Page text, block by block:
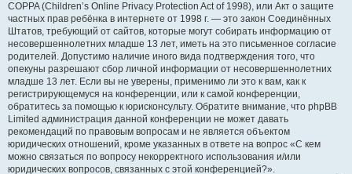
COPPA (Children’s Online Privacy Protection Act of 1998), или Акт о защите
частных прав ребёнка в интернете от 1998 г. — это закон Соединённых
Штатов, требующий от сайтов, которые могут собирать информацию от
несовершеннолетних младше 13 лет, иметь на это письменное согласие
родителей. Допустимо наличие иного вида подтверждения того, что
опекуны разрешают сбор личной информации от несовершеннолетних
младше 13 лет. Если вы не уверены, применимо ли это к вам, как к
регистрирующемуся на конференции, или к самой конференции,
обратитесь за помощью к юрисконсульту. Обратите внимание, что phpBB
Limited администрация данной конференции не может давать
рекомендаций по правовым вопросам и не является объектом
юридических отношений, кроме указанных в ответе на вопрос «С кем
можно связаться по вопросу некорректного использования и/или
юридических вопросов, связанных с этой конференцией?».